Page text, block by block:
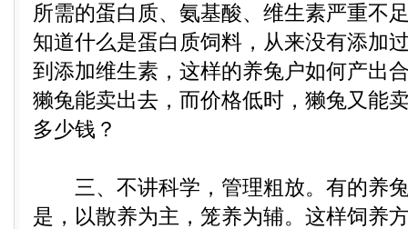
所需的蛋白质、氨基酸、维生素严重不
知道什么是蛋白质饲料，从来没有添加
到添加维生素，这样的养兔户如何产出
獭兔能卖出去，而价格低时，獭兔又能
多少钱？
三、不讲科学，管理粗放。有的养兔
是，以散养为主，笼养为辅。这样饲养